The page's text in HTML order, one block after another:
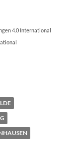
4.0 International